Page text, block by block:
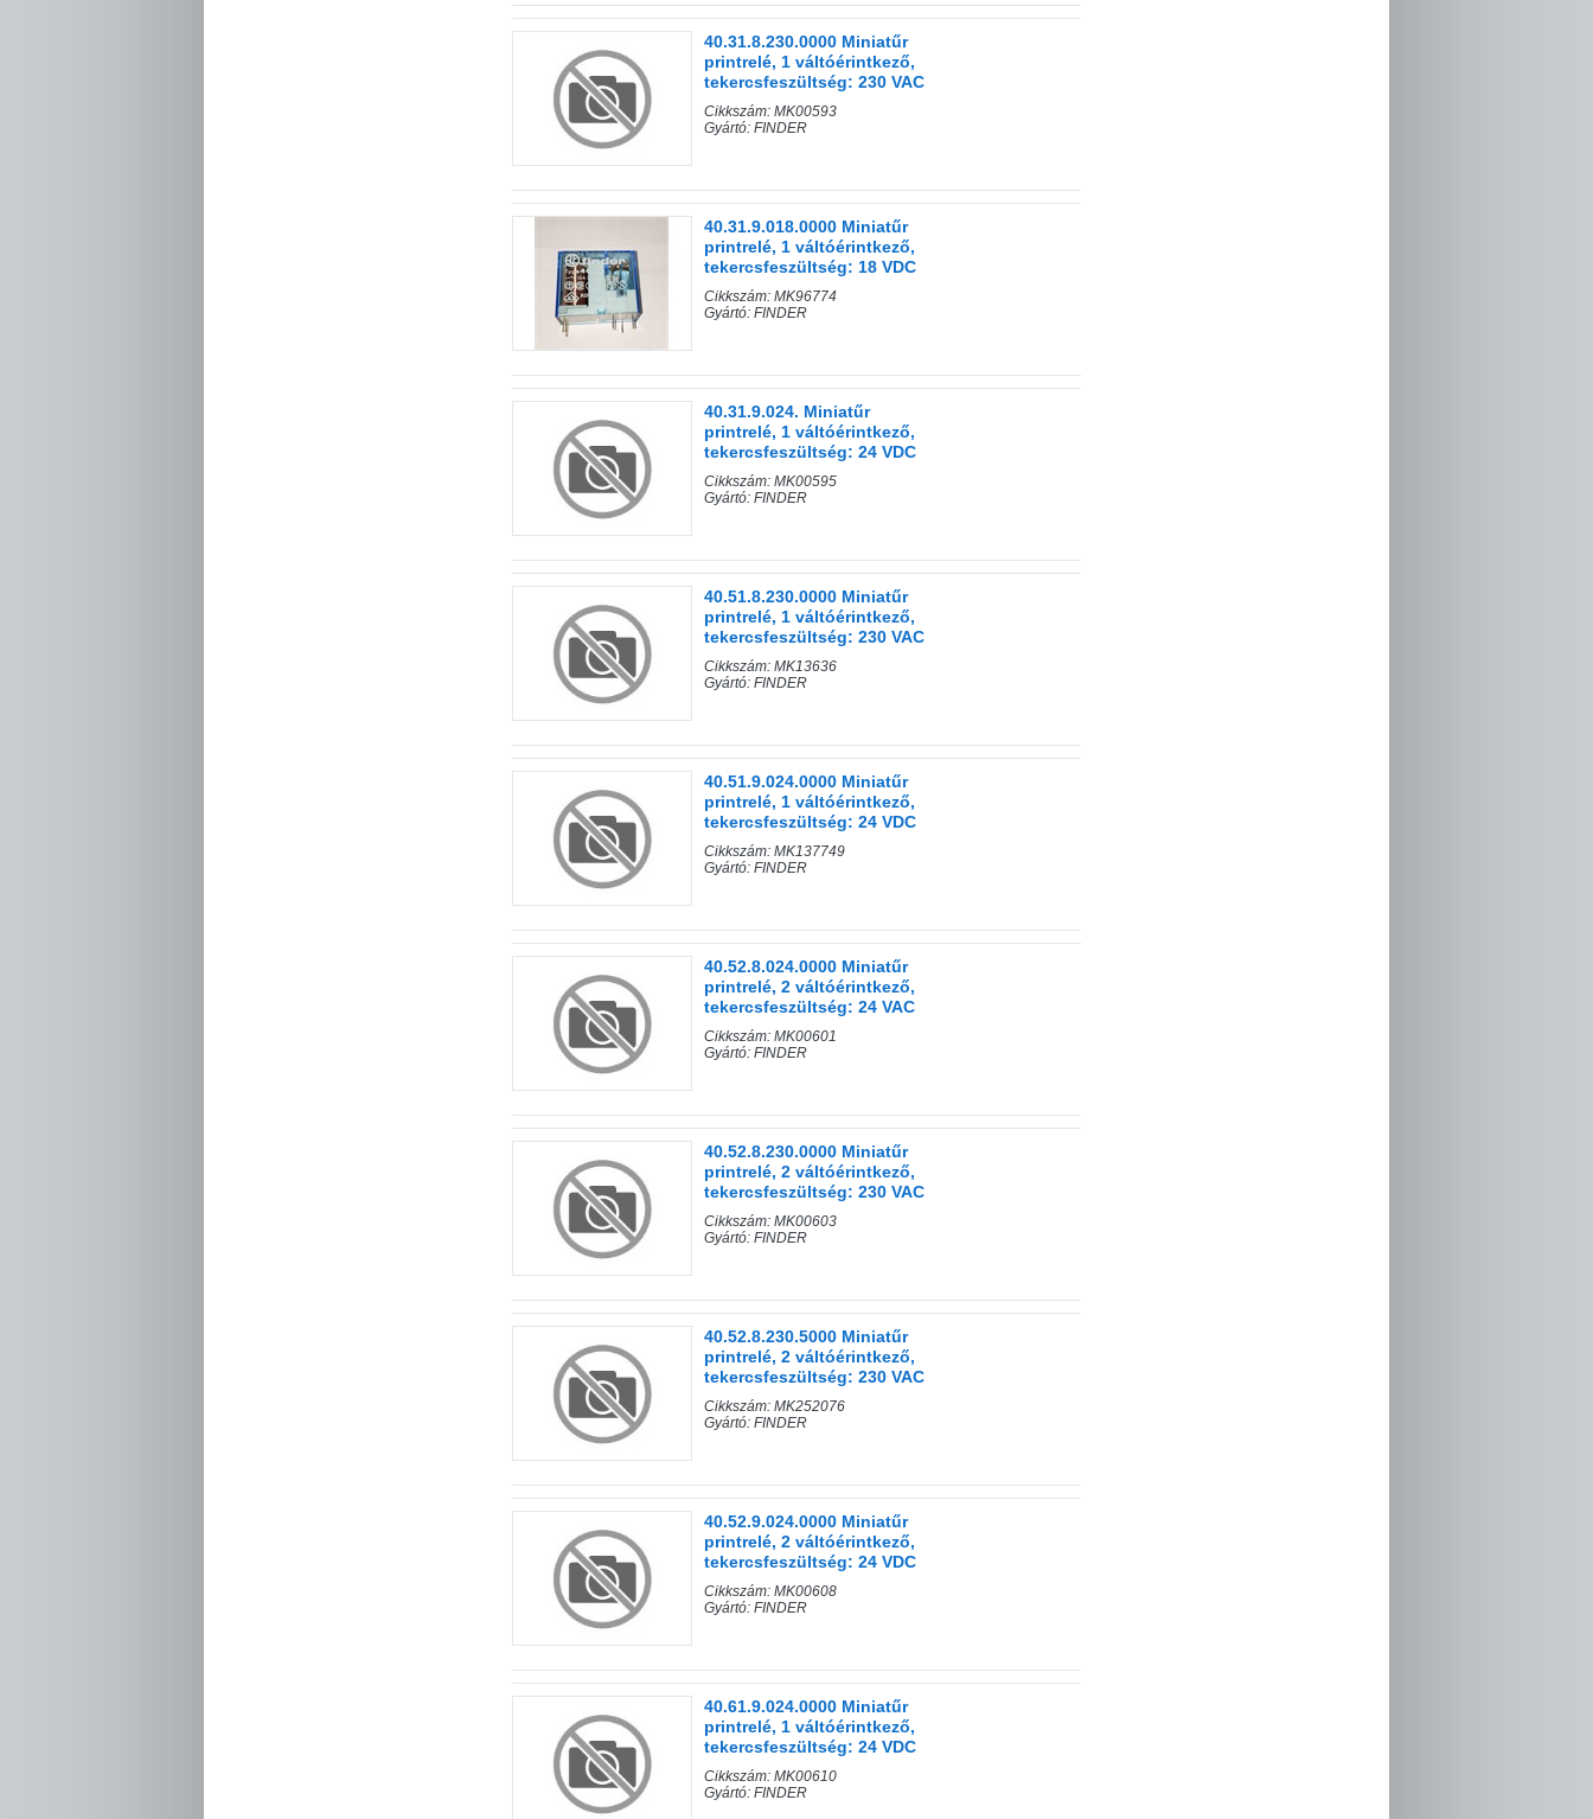
40.31.8.230.0000 Miniatűr
printrelé, 1 váltóérintkező,
tekercsfeszültség: 230 VAC
Cikkszám: MK00593
Gyártó: FINDER
40.31.9.018.0000 Miniatűr
printrelé, 1 váltóérintkező,
tekercsfeszültség: 18 VDC
Cikkszám: MK96774
Gyártó: FINDER
40.31.9.024. Miniatűr
printrelé, 1 váltóérintkező,
tekercsfeszültség: 24 VDC
Cikkszám: MK00595
Gyártó: FINDER
40.51.8.230.0000 Miniatűr
printrelé, 1 váltóérintkező,
tekercsfeszültség: 230 VAC
Cikkszám: MK13636
Gyártó: FINDER
40.51.9.024.0000 Miniatűr
printrelé, 1 váltóérintkező,
tekercsfeszültség: 24 VDC
Cikkszám: MK137749
Gyártó: FINDER
40.52.8.024.0000 Miniatűr
printrelé, 2 váltóérintkező,
tekercsfeszültség: 24 VAC
Cikkszám: MK00601
Gyártó: FINDER
40.52.8.230.0000 Miniatűr
printrelé, 2 váltóérintkező,
tekercsfeszültség: 230 VAC
Cikkszám: MK00603
Gyártó: FINDER
40.52.8.230.5000 Miniatűr
printrelé, 2 váltóérintkező,
tekercsfeszültség: 230 VAC
Cikkszám: MK252076
Gyártó: FINDER
40.52.9.024.0000 Miniatűr
printrelé, 2 váltóérintkező,
tekercsfeszültség: 24 VDC
Cikkszám: MK00608
Gyártó: FINDER
40.61.9.024.0000 Miniatűr
printrelé, 1 váltóérintkező,
tekercsfeszültség: 24 VDC
Cikkszám: MK00610
Gyártó: FINDER